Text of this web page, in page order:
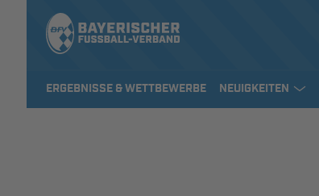
ERGEBNISSE & WETTBEWERBE NEUIGKEITEN